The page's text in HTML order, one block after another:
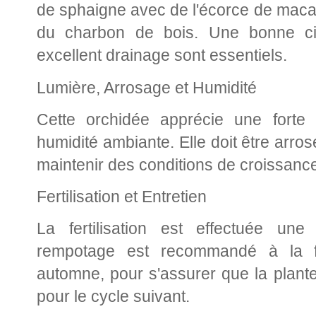
de sphaigne avec de l'écorce de
du charbon de bois. Une bonne
excellent drainage sont essentiels.
Lumière, Arrosage et Humidité
Cette orchidée apprécie une
humidité ambiante. Elle doit être
maintenir des conditions de
Fertilisation et Entretien
La fertilisation est effectuée
rempotage est recommandé à
automne, pour s'assurer que la
pour le cycle suivant.